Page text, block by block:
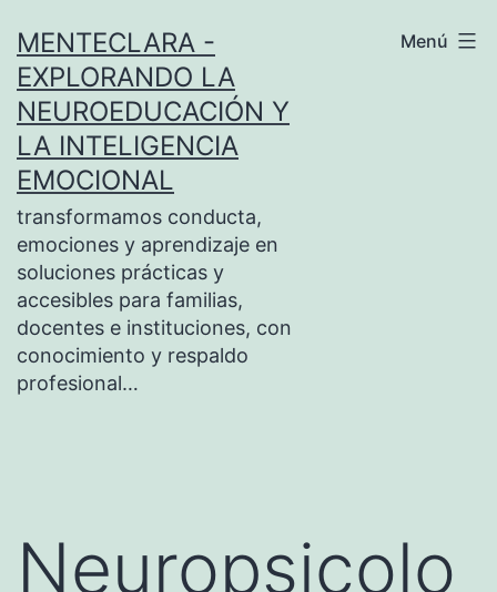
contenido
MENTECLARA -
EXPLORANDO LA
NEUROEDUCACIÓN Y
LA INTELIGENCIA
EMOCIONAL
transformamos conducta,
emociones y aprendizaje en
soluciones prácticas y
accesibles para familias,
docentes e instituciones, con
conocimiento y respaldo
profesional…
Menú
Neuropsicolo